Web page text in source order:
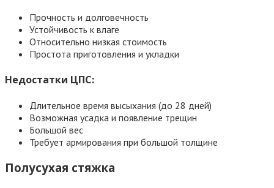
Прочность и долговечность
Устойчивость к влаге
Относительно низкая стоимость
Простота приготовления и укладки
Недостатки ЦПС:
Длительное время высыхания (до 28 дней)
Возможная усадка и появление трещин
Большой вес
Требует армирования при большой толщине
Полусухая стяжка